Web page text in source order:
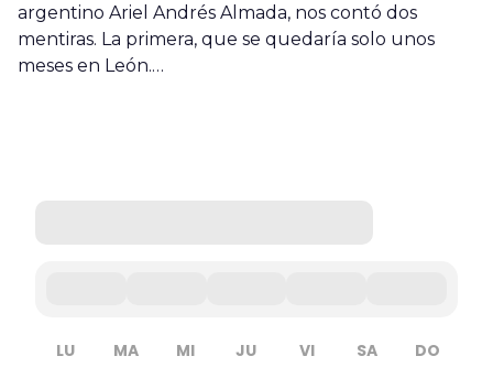
argentino Ariel Andrés Almada, nos contó dos
mentiras. La primera, que se quedaría solo unos
meses en León.…
LU MA MI JU VI SA DO